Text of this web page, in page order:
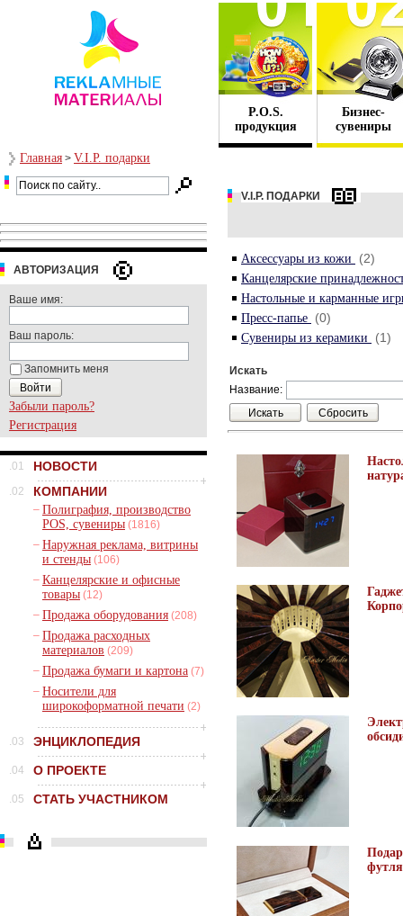
P.O.S.
продукция
Бизнес-
сувениры
Главная > V.I.P. подарки
АВТОРИЗАЦИЯ
Ваше имя:
Ваш пароль:
Запомнить меня
Забыли пароль?
Регистрация
.01 НОВОСТИ
.02 КОМПАНИИ
– Полиграфия, производство
POS, сувениры (1816)
– Наружная реклама, витрины
и стенды (106)
– Канцелярские и офисные
товары (12)
– Продажа оборудования (208)
– Продажа расходных
материалов (209)
– Продажа бумаги и картона (7)
– Носители для
широкоформатной печати (2)
.03 ЭНЦИКЛОПЕДИЯ
.04 О ПРОЕКТЕ
.05 СТАТЬ УЧАСТНИКОМ
V.I.P. ПОДАРКИ
Аксессуары из кожи (2)
Канцелярские
Настольные и карманные
Пресс-папье (0)
Сувениры из керамики (1)
Искать
Название: